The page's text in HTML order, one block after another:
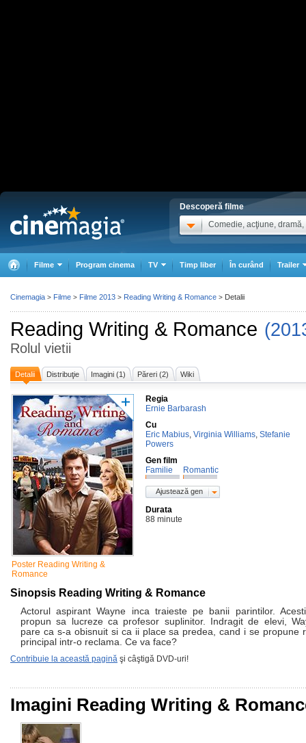
Descoperă filme
Comedie, acţiune, dramă,
Filme Program cinema TV Timp liber În curând Trailer
Reading Writing & Romance
Rolul vietii
Detalii Distribuţie Imagini (1) Păreri (2) Wiki
Poster Reading Writing &
Romance
Regia
Ernie Barbarash
Cu
Eric Mabius, Virginia Williams, Stefanie
Powers
Gen film
Familie
Romantic
Ajustează gen
Durata
88 minute
Sinopsis Reading Writing & Romance
Actorul aspirant Wayne inca traieste pe banii parintilor.
propun sa lucreze ca profesor suplinitor. Indragit de elevi,
pare ca s-a obisnuit si ca ii place sa predea, cand i se propune
principal intr-o reclama. Ce va face?
Contribuie la această pagină şi câştigă DVD-uri!
Imagini Reading Writing &
Cinemagia > Filme > Filme 2013 > Reading Writing & Romance > Detalii